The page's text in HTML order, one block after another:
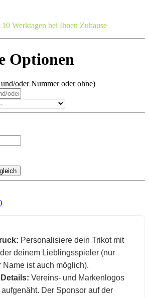
Werktagen bei Ihnen Zuhause
Optionen
oder Nummer oder ohne)
Personalisiere dein Trikot mit
deinem Lieblingsspieler (nur
Name ist auch möglich).
Vereins- und Markenlogos
Der Sponsor auf der